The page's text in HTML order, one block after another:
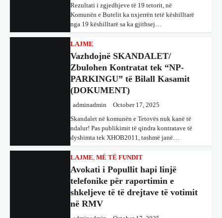
Komunën e Butelit ka nxjerrën tetë këshilltarë
nga 19 këshilltarë sa ka gjithsej…
Vazhdojnë SKANDALET/
Zbulohen Kontratat tek “NP-
PARKINGU” të Bilall Kasamit
(DOKUMENT)
adminadmin October 17, 2025
ndalur! Pas publikimit të qindra kontratave të
dyshimta tek XHOB2011, tashmë janë…
Avokati i Popullit hapi linjë
telefonike për raportimin e
shkeljeve të të drejtave të votimit
në RMV